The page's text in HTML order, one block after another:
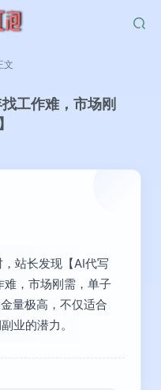
文
工作难，市场刚
站长发现【AI代写
，市场刚需，单子
量极高，不仅适合
业的潜力。